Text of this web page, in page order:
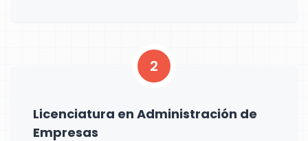
2
Licenciatura en Administración de
Empresas